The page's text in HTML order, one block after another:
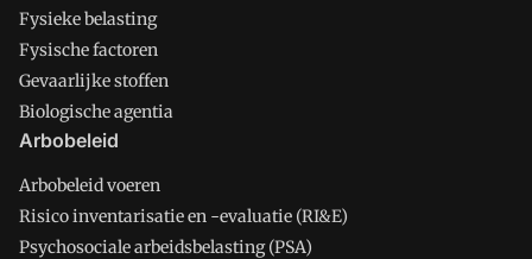
Fysieke belasting
Fysische factoren
Gevaarlijke stoffen
Biologische agentia
Arbobeleid
Arbobeleid voeren
Risico inventarisatie en -evaluatie (RI&E)
Psychosociale arbeidsbelasting (PSA)